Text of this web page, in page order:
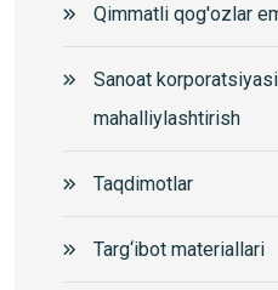
Qimmatli qog'ozlar
Sanoat
mahalliylashtirish
Taqdimotlar
Targ‘ibot materiallari